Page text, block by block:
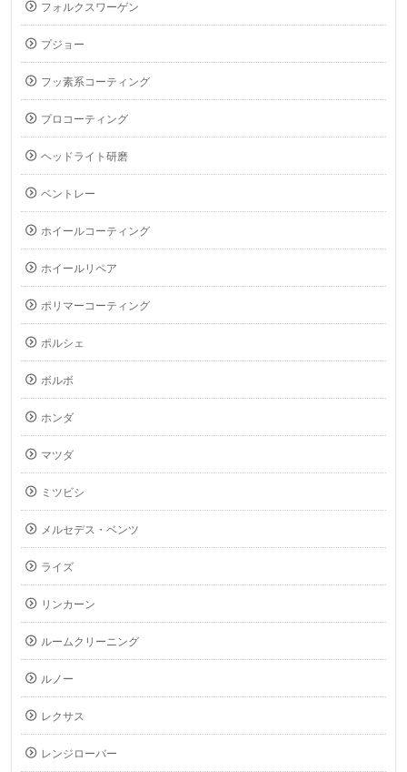
フォルクスワーゲン
プジョー
フッ素系コーティング
プロコーティング
ヘッドライト研磨
ベントレー
ホイールコーティング
ホイールリペア
ポリマーコーティング
ポルシェ
ボルボ
ホンダ
マツダ
ミツビシ
メルセデス・ベンツ
ライズ
リンカーン
ルームクリーニング
ルノー
レクサス
レンジローバー